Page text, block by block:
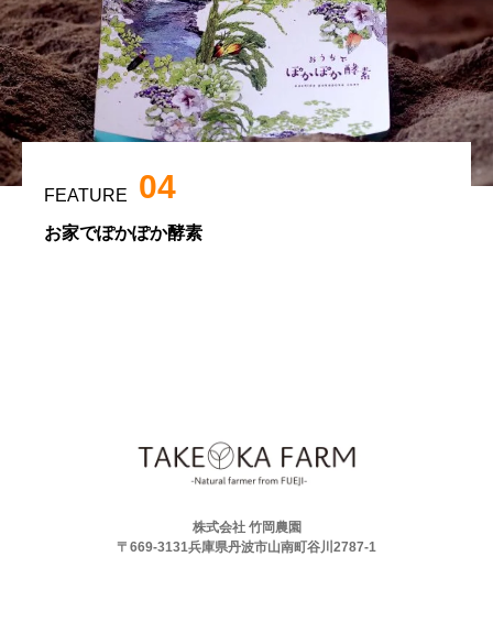
FEATURE 04
お家でぽかぽか酵素
株式会社 竹岡農園
〒669-3131兵庫県丹波市山南町谷川2787-1